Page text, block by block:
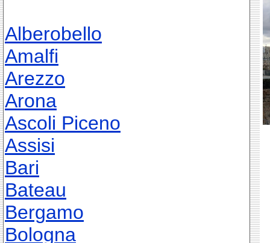
Alberobello
Amalfi
Arezzo
Arona
Ascoli Piceno
Assisi
Bari
Bateau
Bergamo
Bologna